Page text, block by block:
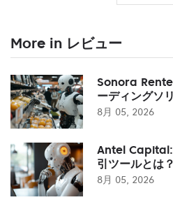
More in レビュー
Sonora
ーディングソ
8月 05, 2026
Antel Capital:
引ツールとは？
8月 05, 2026